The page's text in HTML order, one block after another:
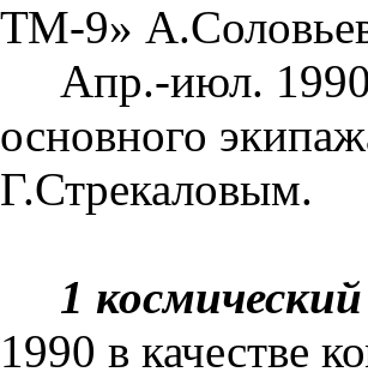
ТМ-9»
Апр.-июл. 1990
основного
Г.Стрекаловым.
1
1990 в качестве